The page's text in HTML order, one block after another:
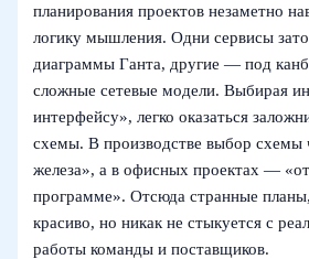
планирования проектов незаметно
логику мышления. Одни сервисы
диаграммы Ганта, другие — под
сложные сетевые модели. Выбирая
интерфейсу», легко оказаться
схемы. В производстве выбор схемы
железа», а в офисных проектах —
программе». Отсюда странные планы,
красиво, но никак не стыкуется с
работы команды и поставщиков.